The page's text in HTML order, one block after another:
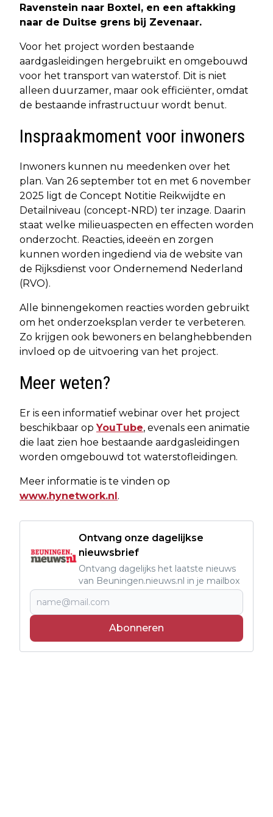
Ravenstein naar Boxtel, en een aftakking
naar de Duitse grens bij Zevenaar.
Voor het project worden bestaande
aardgasleidingen hergebruikt en omgebouwd
voor het transport van waterstof. Dit is niet
alleen duurzamer, maar ook efficiënter, omdat
de bestaande infrastructuur wordt benut.
Inspraakmoment voor inwoners
Inwoners kunnen nu meedenken over het
plan. Van 26 september tot en met 6 november
2025 ligt de Concept Notitie Reikwijdte en
Detailniveau (concept-NRD) ter inzage. Daarin
staat welke milieuaspecten en effecten worden
onderzocht. Reacties, ideeën en zorgen
kunnen worden ingediend via de website van
de Rijksdienst voor Ondernemend Nederland
(RVO).
Alle binnengekomen reacties worden gebruikt
om het onderzoeksplan verder te verbeteren.
Zo krijgen ook bewoners en belanghebbenden
invloed op de uitvoering van het project.
Meer weten?
Er is een informatief webinar over het project
beschikbaar op YouTube, evenals een animatie
die laat zien hoe bestaande aardgasleidingen
worden omgebouwd tot waterstofleidingen.
Meer informatie is te vinden op
www.hynetwork.nl .
Ontvang onze dagelijkse
nieuwsbrief
Ontvang dagelijks het laatste nieuws
van Beuningen.nieuws.nl in je mailbox
Abonneren